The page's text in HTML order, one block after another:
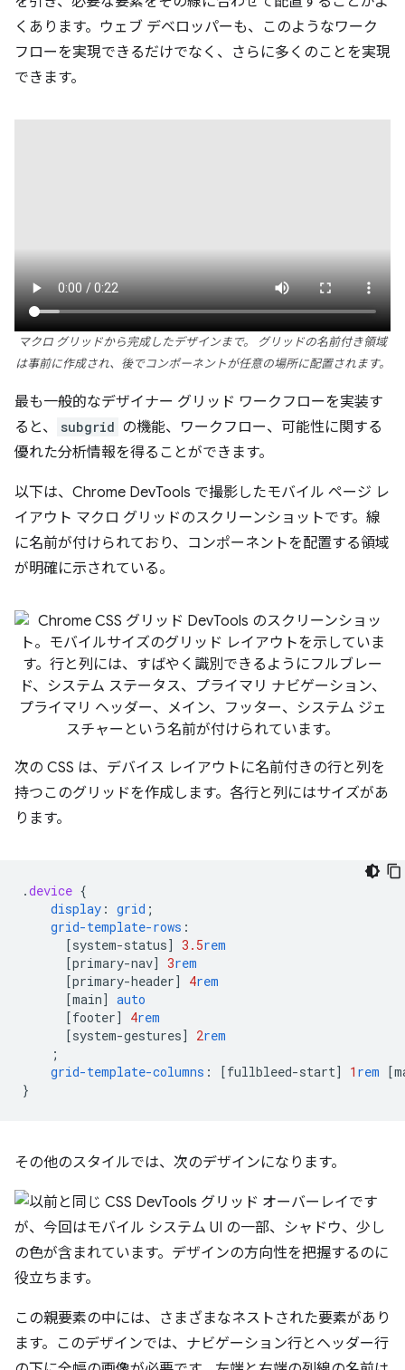
くあります。ウェブ デベロッパーも、このようなワーク
フローを実現できるだけでなく、さらに多くのことを実現
できます。
マクロ グリッドから完成したデザインまで。 グリッドの名前付き領域
は事前に作成され、後でコンポーネントが任意の場所に配置されます。
最も一般的なデザイナー グリッド ワークフローを実装す
ると、
subgrid の機能、ワークフロー、可能性に関する
優れた分析情報を得ることができます。
以下は、Chrome DevTools で撮影したモバイル ページ レ
イアウト マクロ グリッドのスクリーンショットです。線
に名前が付けられており、コンポーネントを配置する領域
が明確に示されている。
次の CSS は、デバイス レイアウトに名前付きの行と列を
持つこのグリッドを作成します。各行と列にはサイズがあ
ります。
.device {
display : grid ;
grid-template-rows :
[system-status] 3.5rem
[primary-nav] 3rem
[primary-header] 4rem
[main] auto
[footer] 4rem
[system-gestures] 2rem
;
grid-template-columns : [fullbleed-start] 1 rem [
}
その他のスタイルでは、次のデザインになります。
この親要素の中には、さまざまなネストされた要素があり
ます。このデザインでは、ナビゲーション行とヘッダー行